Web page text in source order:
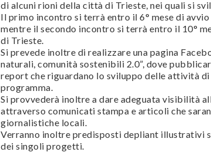
di alcuni rioni della città di Trieste, nei quali si
Il primo incontro si terrà entro il 6° mese di
mentre il secondo incontro si terrà entro il 10°
di Trieste.
Si prevede inoltre di realizzare una pagina
naturali, comunità sostenibili 2.0”, dove
report che riguardano lo sviluppo delle attività
programma.
Si provvederà inoltre a dare adeguata visibilità
attraverso comunicati stampa e articoli che
giornalistiche locali.
Verranno inoltre predisposti depliant illustrativi
dei singoli progetti.